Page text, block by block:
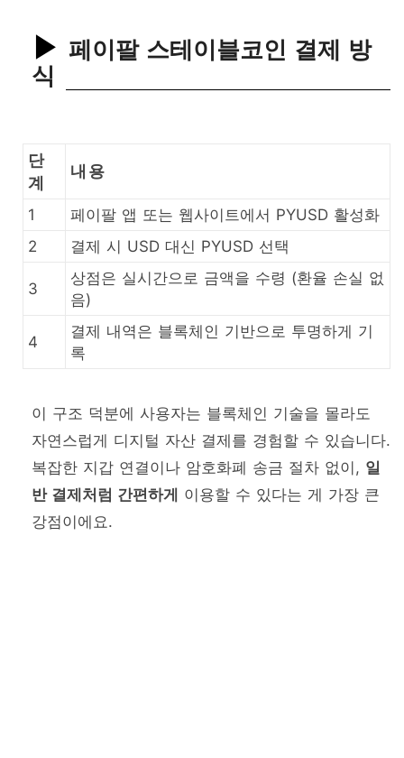
페이팔 스테이블코인 결제 방
식
단
계
내용
1
페이팔 앱 또는 웹사이트에서 PYUSD 활성화
2
결제 시 USD 대신 PYUSD 선택
3
상점은 실시간으로 금액을 수령 (환율 손실 없
음)
4
결제 내역은 블록체인 기반으로 투명하게 기
록
이 구조 덕분에 사용자는 블록체인 기술을 몰라도
자연스럽게 디지털 자산 결제를 경험할 수 있습니다.
복잡한 지갑 연결이나 암호화폐 송금 절차 없이, 일
반 결제처럼 간편하게
이용할 수 있다는 게 가장 큰
강점이에요.